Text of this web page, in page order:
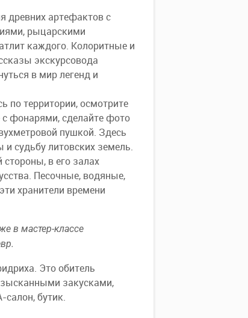
древних артефактов с
рыцарскими
каждого. Колоритные и
экскурсовода
в мир легенд и
по территории, осмотрите
фонарями, сделайте фото
пушкой. Здесь
судьбу литовских земель.
в его залах
Песочные, водяные,
хранители времени
в мастер-классе
Это обитель
закусками,
бутик.